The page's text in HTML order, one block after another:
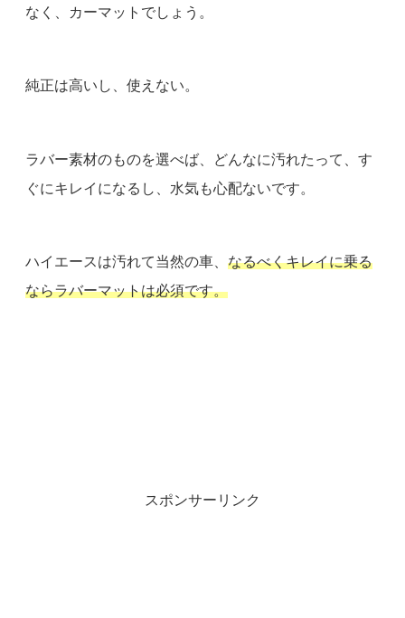
なく、カーマットでしょう。
純正は高いし、使えない。
ラバー素材のものを選べば、どんなに汚れたって、す
ぐにキレイになるし、水気も心配ないです。
ハイエースは汚れて当然の車、なるべくキレイに乗る
ならラバーマットは必須です。
スポンサーリンク